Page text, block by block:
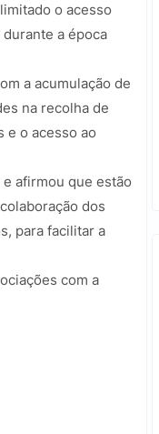
o acesso
a época
a acumulação de
na recolha de
e o acesso ao
afirmou que estão
dos
para facilitar a
com a